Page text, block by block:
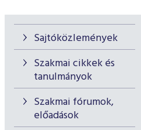
Sajtóközlemények
Szakmai cikkek és
tanulmányok
Szakmai fórumok,
előadások